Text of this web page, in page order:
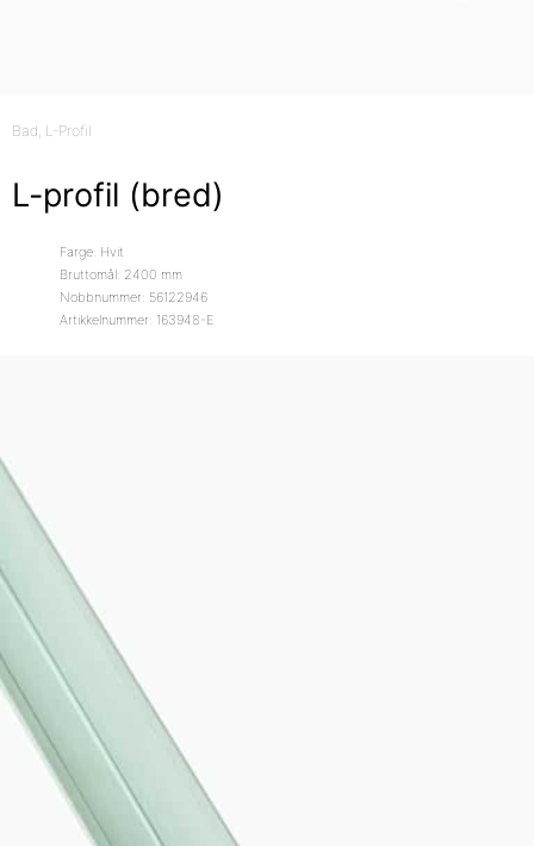
Bad , L-Profil
L-profil (bred)
Farge: Hvit
Bruttomål: 2400 mm
Nobbnummer: 56122946
Artikkelnummer: 163948-E